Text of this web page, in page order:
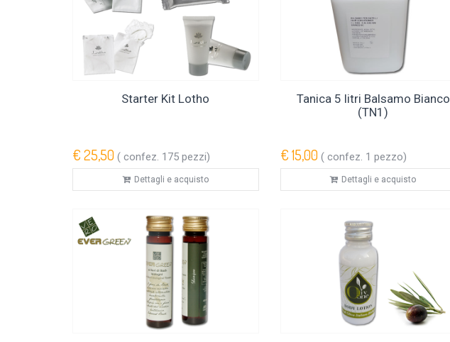
Starter Kit Lotho
€ 25,50 ( confez. 175 pezzi)
Dettagli e acquisto
Tanica 5 litri Balsamo Bianco
(TN1)
€ 15,00 ( confez. 1 pezzo)
Dettagli e acquisto